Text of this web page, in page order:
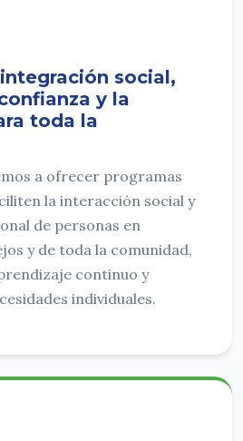
social,
y la
toda la
a ofrecer programas
la interacción social y
de personas en
y de toda la comunidad,
continuo y
individuales.